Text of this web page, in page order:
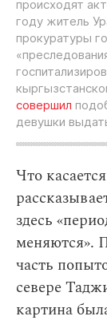
происходят
году житель
прокуратуры
совершил
девушки
Что
здесь
меняются».
часть
севере
картина